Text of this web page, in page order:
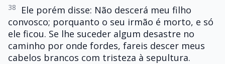
38
Ele porém disse: Não descerá meu filho
convosco; porquanto o seu irmão é morto, e só
ele ficou. Se lhe suceder algum desastre no
caminho por onde fordes, fareis descer meus
cabelos brancos com tristeza à sepultura.